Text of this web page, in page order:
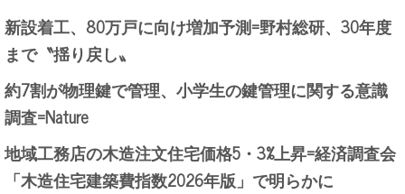
新設着工、80万戸に向け増加予測=野村総研、30年度
まで〝揺り戻し〟
約7割が物理鍵で管理、小学生の鍵管理に関する意識
調査=Nature
地域工務店の木造注文住宅価格5・3%上昇=経済調査会
「木造住宅建築費指数2026年版」で明らかに